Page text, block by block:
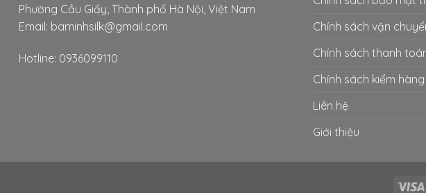
Phường Cầu Giấy, Thành phố Hà Nội, Việt Nam
Email: baminhsilk@gmail.com
Hotline: 0936099110
Chính sách vận
Chính sách thanh
Chính sách kiểm hàng
Liên hệ
Giới thiệu